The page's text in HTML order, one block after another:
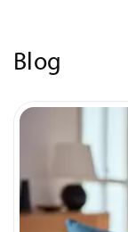
Blog